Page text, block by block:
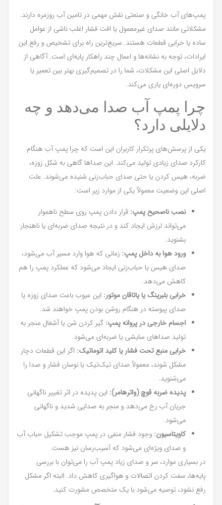
پمپ‌های آب خانگی و صنعتی نقش مهمی در تامین آب روزمره دارند.
مشکلاتی مانند صدای غیرمعمول یا افت فشار اغلب ناشی از عوامل
ساده یا خرابی قطعات هستند. سریع‌ترین راه برای تشخیص و رفع این
ایرادات، توجه به نشانه‌ها و اعمال چند راهکار پایه‌ای است. آگاهی از
دلایل اصلی این مشکلات، شما را در تصمیم‌گیری بهتر بین تعمیر یا
سرویس دوره‌ای یاری می‌کند.
چرا پمپ آب صدا می‌دهد و چه
دلایلی دارد؟
یکی از پرسش‌های پرتکرار کاربران این است که چرا پمپ آب هنگام
کارکرد صدای زیادی تولید می‌کند. این صداها گاهی به شکل زوزه،
ضربه، هیس کردن یا حتی صدای حباب‌زنی شنیده می‌شوند. علت
اصلی این وضعیت معمولاً یکی از موارد زیر است:
نصب ناصحیح پمپ: قرار دادن پمپ روی سطح ناهموار
می‌تواند لرزش ایجاد کند و در نتیجه صدای ضربه‌ای یا ناهنجار
بشنوید.
ورود هوا به داخل پمپ: زمانی که هوا وارد مسیر آب می‌شود،
صدای هیس یا حباب‌زنی ایجاد می‌شود که عملکرد پمپ را هم
کاهش می‌دهد.
خرابی بلبرینگ یا یاتاقان موتور: این عیوب باعث صدای زوزه یا
صدای پیوسته در هنگام روشن بودن پمپ خواهند شد.
اجسام خارجی در پروانه پمپ: گیر کردن شن یا آشغال منجر به
تولید صداهای سایشی یا ضربه‌ای می‌شود.
خرابی منبع تحت فشار یا کلید اتوماتیک: اگر این قطعات دچار
مشکل شوند، معمولاً صدای تیک‌تیک یا نوسان فشار و صدا را
می‌شنوید.
پدیده ضربه قوچ (واترهامر): این پدیده در اثر تغییر ناگهانی
جریان آب رخ می‌دهد و منجر به صدایی شدید و ناگهانی
می‌شود.
کاویتاسیون: وجود فشار منفی در پمپ موجب تشکیل حباب آب
و صدای ویژه‌ای می‌شود که آسیب‌رسان نیز هست.
در بسیاری موارد، سر و صدای زیاد پمپ آب را می‌توان با بررسی
پایه‌ها، سفت کردن اتصالات و هواگیری کاهش داد. البته اگر مشکل
رفع نشود، توصیه می‌شود با یک متخصص مشورت کنید.